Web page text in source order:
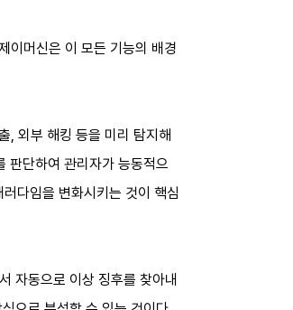
이머신은 이 모든 기능의 배경
, 외부 해킹 등을 미리 탐지해
판단하여 관리자가 능동적으
다임을 변화시키는 것이 핵심
자동으로 이상 징후를 찾아내